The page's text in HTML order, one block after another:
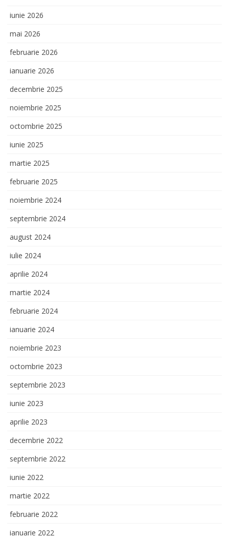
iunie 2026
mai 2026
februarie 2026
ianuarie 2026
decembrie 2025
noiembrie 2025
octombrie 2025
iunie 2025
martie 2025
februarie 2025
noiembrie 2024
septembrie 2024
august 2024
iulie 2024
aprilie 2024
martie 2024
februarie 2024
ianuarie 2024
noiembrie 2023
octombrie 2023
septembrie 2023
iunie 2023
aprilie 2023
decembrie 2022
septembrie 2022
iunie 2022
martie 2022
februarie 2022
ianuarie 2022